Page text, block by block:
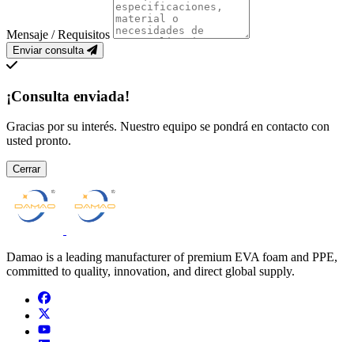
Mensaje / Requisitos
Enviar consulta
¡Consulta enviada!
Gracias por su interés. Nuestro equipo se pondrá en contacto con
usted pronto.
Cerrar
Damao is a leading manufacturer of premium EVA foam and PPE,
committed to quality, innovation, and direct global supply.
facebook
x
youtube